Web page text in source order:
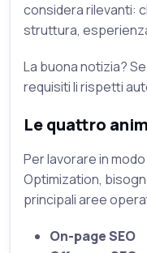
considera rilevanti:
struttura,
La buona notizia?
requisiti li rispetti
Le quattro
Per lavorare in
Optimization,
principali aree
On-page SEO